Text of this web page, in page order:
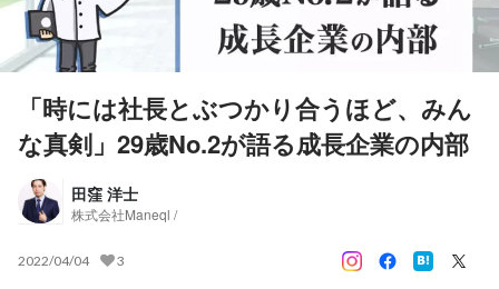
「時には社長とぶつかり合うほど、みん
な真剣」29歳No.2が語る成長企業の内部
田窪 洋士
株式会社Maneql /
2022/04/04 3